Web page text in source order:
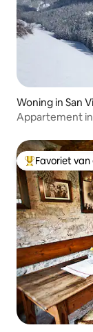
Woning in San
Appartement
Topfavoriet
Favoriet